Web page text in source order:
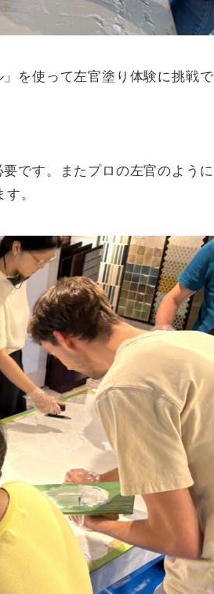
を使って左官塗り体験に挑戦で
です。またプロの左官のように
。